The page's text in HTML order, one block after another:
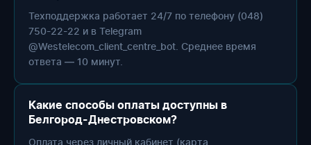
Техподдержка работает 24/7 по телефону (048)
750-22-22 и в Telegram
@Westelecom_client_centre_bot. Среднее время
ответа — 10 минут.
Какие способы оплаты доступны в
Белгород-Днестровском?
Оплата через личный кабинет (карта